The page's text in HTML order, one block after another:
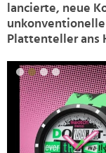
lancierte, neue
Plattenteller ans